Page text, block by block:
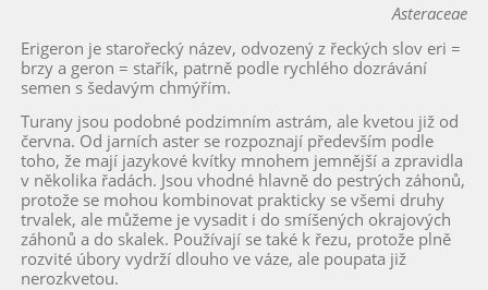
Asteraceae
Erigeron je starořecký název, odvozený z řeckých slov eri =
brzy a geron = stařík, patrně podle rychlého dozrávání
semen s šedavým chmýřím.
Turany jsou podobné podzimním astrám, ale kvetou již od
června. Od jarních aster se rozpoznají především podle
toho, že mají jazykové kvítky mnohem jemnější a zpravidla
v několika řadách. Jsou vhodné hlavně do pestrých záhonů,
protože se mohou kombinovat prakticky se všemi druhy
trvalek, ale můžeme je vysadit i do smíšených okrajových
záhonů a do skalek. Používají se také k řezu, protože plně
rozvité úbory vydrží dlouho ve váze, ale poupata již
nerozkvetou.